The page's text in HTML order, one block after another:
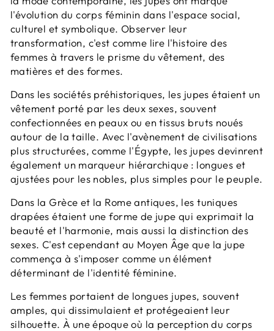
l'évolution du corps féminin dans l'espace social,
culturel et symbolique. Observer leur
transformation, c'est comme lire l'histoire des
femmes à travers le prisme du vêtement, des
matières et des formes.
Dans les sociétés préhistoriques, les jupes étaient un
vêtement porté par les deux sexes, souvent
confectionnées en peaux ou en tissus bruts noués
autour de la taille. Avec l'avènement de civilisations
plus structurées, comme l'Égypte, les jupes devinrent
également un marqueur hiérarchique : longues et
ajustées pour les nobles, plus simples pour le peuple.
Dans la Grèce et la Rome antiques, les tuniques
drapées étaient une forme de jupe qui exprimait la
beauté et l'harmonie, mais aussi la distinction des
sexes. C'est cependant au Moyen Âge que la jupe
commença à s'imposer comme un élément
déterminant de l'identité féminine.
Les femmes portaient de longues jupes, souvent
amples, qui dissimulaient et protégeaient leur
silhouette. À une époque où la perception du corps